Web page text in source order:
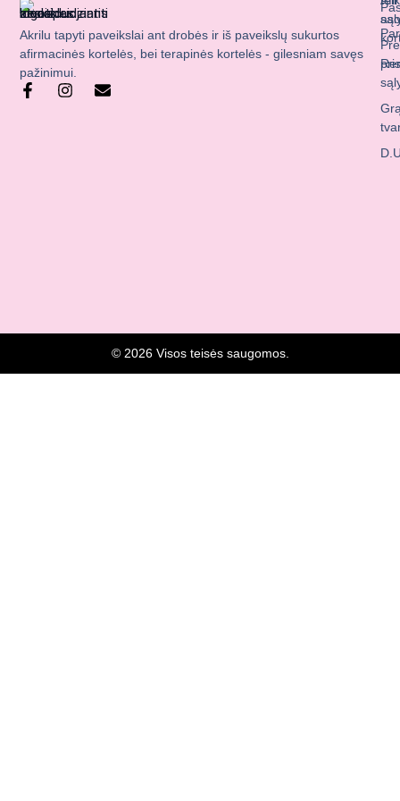
Akrilu tapyti paveikslai ant drobės ir iš paveikslų sukurtos
afirmacinės kortelės, bei terapinės kortelės - gilesniam savęs
pažinimui.
F
I
E
© 2026 Visos teisės saugomos.